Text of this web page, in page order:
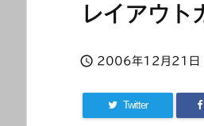
レイアウト
 2006年12月21日
Twitter